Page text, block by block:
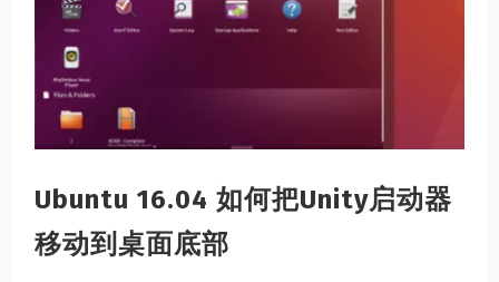
Ubuntu 16.04 如何把Unity启动器
移动到桌面底部